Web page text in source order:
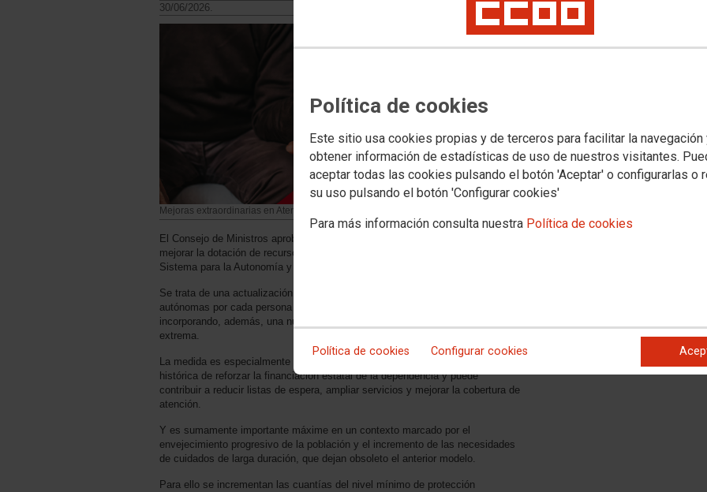
Política de cookies
Este sitio usa cookies propias y de terceros para facilitar la navegación
obtener información de estadísticas de uso de nuestros visitantes.
aceptar todas las cookies pulsando el botón 'Aceptar' o configurarlas o
su uso pulsando el botón 'Configurar cookies'
Para más información consulta nuestra Política de cookies
Política de cookies Configurar cookies
30/06/2026.
Mejoras extraordinarias en Atención a la Dependencia
El Consejo de Ministros aprobó el Real Decreto-ley 17/2026, con la finalidad de
mejorar la dotación de recursos económicos para la financiación pública del
Sistema para la Autonomía y Atención a la Dependencia (SAAD).
Se trata de una actualización de las cuantías que reciben las comunidades
autónomas por cada persona beneficiaria según su grado de dependencia e
incorporando, además, una nueva categoría para los casos de dependencia
extrema.
La medida es especialmente relevante porque responde a una reivindicación
histórica de reforzar la financiación estatal de la dependencia y puede
contribuir a reducir listas de espera, ampliar servicios y mejorar la cobertura de
atención.
Y es sumamente importante máxime en un contexto marcado por el
envejecimiento progresivo de la población y el incremento de las necesidades
de cuidados de larga duración, que dejan obsoleto el anterior modelo.
Para ello se incrementan las cuantías del nivel mínimo de protección
Documentación